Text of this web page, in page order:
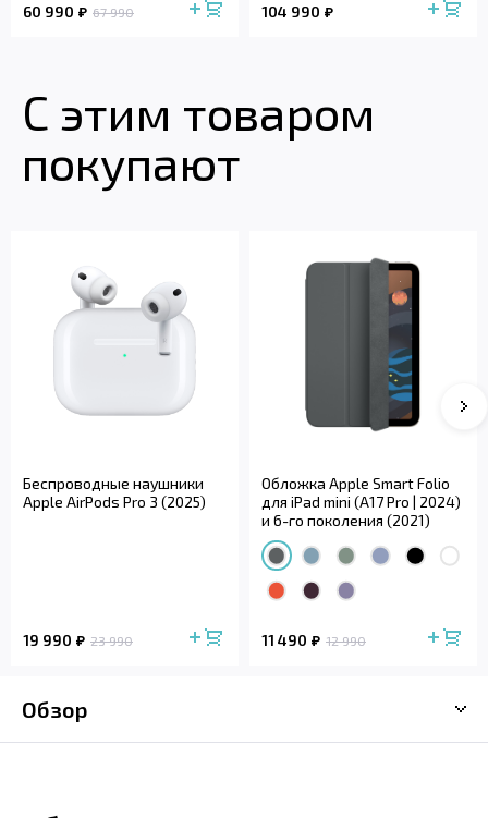
60 990 67 990 104 990
С этим товаром
покупают
Беспроводные наушники
Apple AirPods Pro 3 (2025)
19 990 23 990
Обложка Apple Smart Folio
для iPad mini (A17 Pro | 2024)
и 6-го поколения (2021)
11 490 12 990
Обзор